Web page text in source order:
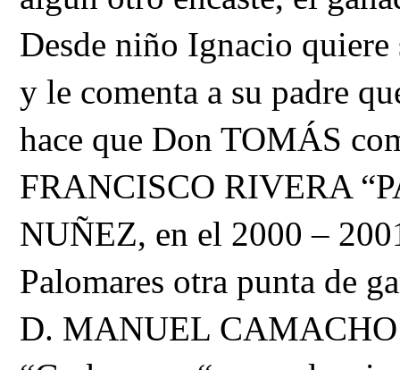
Desde niño Ignacio quiere
y le comenta a su padre
hace que Don TOMÁS
FRANCISCO RIVERA
NUÑEZ, en el 2000 –
Palomares otra punta de
D. MANUEL CAMACHO